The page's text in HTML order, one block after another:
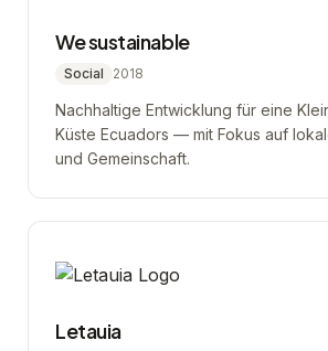
We sustainable
Social 2018
Nachhaltige Entwicklung für eine
Küste Ecuadors — mit Fokus auf
und Gemeinschaft.
Letauia